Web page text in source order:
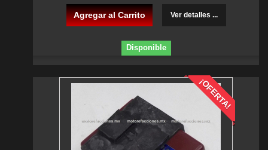
Agregar al Carrito Ver detalles ...
Disponible
¡OFERTA!